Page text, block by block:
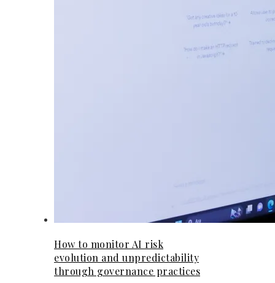
How to monitor AI risk
evolution and unpredictability
through governance practices